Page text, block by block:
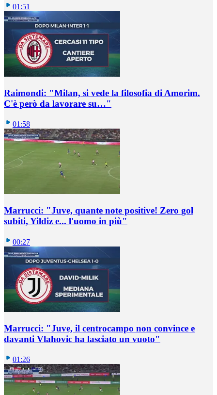
01:51
Raimondi: "Milan, si vede la filosofia di Amorim.
C'è però da lavorare su…"
01:58
Marrucci: "Juve, quante note positive! Zero gol
subiti, Yildiz e... l'uomo in più"
00:27
Marrucci: "Juve, il centrocampo non convince e
davanti Vlahovic ha lasciato un vuoto"
01:26